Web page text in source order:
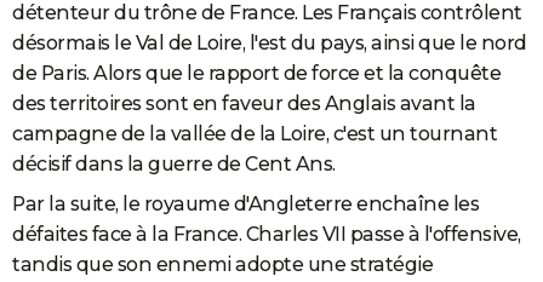
détenteur du trône de France. Les Français contrôlent
désormais le Val de Loire, l'est du pays, ainsi que le nord
de Paris. Alors que le rapport de force et la conquête
des territoires sont en faveur des Anglais avant la
campagne de la vallée de la Loire, c'est un tournant
décisif dans la guerre de Cent Ans.
Par la suite, le royaume d'Angleterre enchaîne les
défaites face à la France. Charles VII passe à l'offensive,
tandis que son ennemi adopte une stratégie